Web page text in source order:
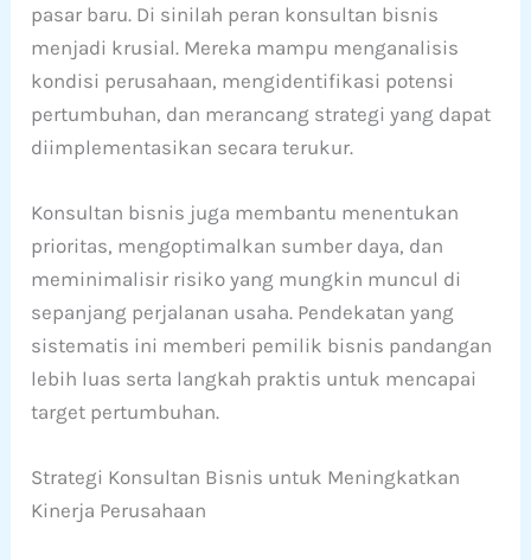
pasar baru. Di sinilah peran konsultan bisnis
menjadi krusial. Mereka mampu menganalisis
kondisi perusahaan, mengidentifikasi potensi
pertumbuhan, dan merancang strategi yang dapat
diimplementasikan secara terukur.
Konsultan bisnis juga membantu menentukan
prioritas, mengoptimalkan sumber daya, dan
meminimalisir risiko yang mungkin muncul di
sepanjang perjalanan usaha. Pendekatan yang
sistematis ini memberi pemilik bisnis pandangan
lebih luas serta langkah praktis untuk mencapai
target pertumbuhan.
Strategi Konsultan Bisnis untuk Meningkatkan
Kinerja Perusahaan